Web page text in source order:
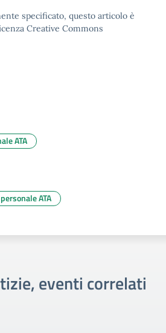
specificato, questo articolo è
Creative Commons
ATA
ATA
eventi correlati